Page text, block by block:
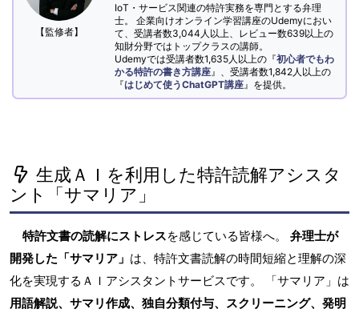
【監修者】
IoT・サービス関連の特許実務を専門とする弁理
士。 企業向けオンライン学習講座のUdemyにおい
て、受講者数3,044人以上、レビュー数639以上の
知財分野ではトップクラスの講師。
Udemyでは受講者数1,635人以上の『初心者でもわ
かる特許の書き方講座 』、受講者数1,842人以上の
『はじめて使うChatGPT講座 』を提供。
生成ＡＩを利用した特許読解アシスタ
ント「サマリア」
特許文書の読解にストレスを感じている皆様へ。 弁理士が
開発した「サマリア」 は、特許文書読解の時間短縮と理解の深
化を実現するＡＩアシスタントサービスです。 「サマリア」は
用語解説、サマリ作成、独自分類付与、スクリーニング、発明